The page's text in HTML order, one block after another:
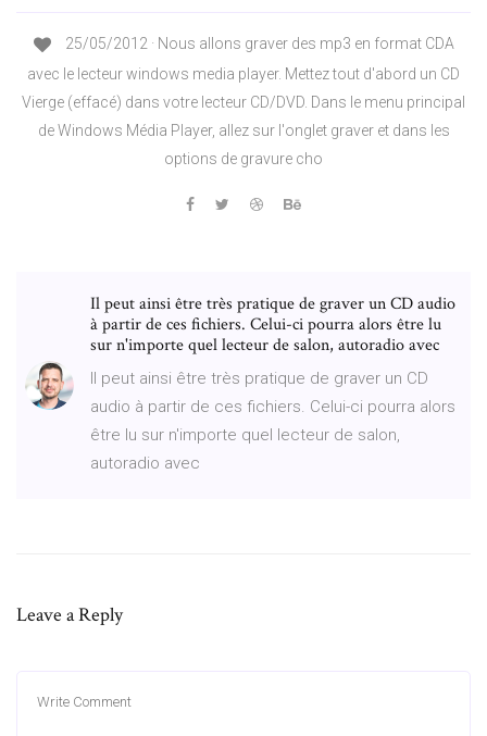
25/05/2012 · Nous allons graver des mp3 en format CDA
avec le lecteur windows media player. Mettez tout d'abord un CD
Vierge (effacé) dans votre lecteur CD/DVD. Dans le menu principal
de Windows Média Player, allez sur l'onglet graver et dans les
options de gravure cho
Il peut ainsi être très pratique de graver un CD audio
à partir de ces fichiers. Celui-ci pourra alors être lu
sur n'importe quel lecteur de salon, autoradio avec
Il peut ainsi être très pratique de graver un CD
audio à partir de ces fichiers. Celui-ci pourra alors
être lu sur n'importe quel lecteur de salon,
autoradio avec
Leave a Reply